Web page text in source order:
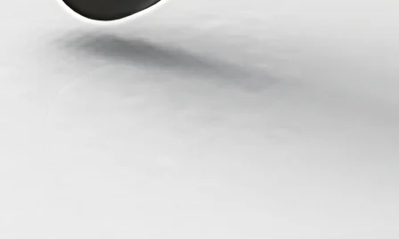
Watch the IWARN®-Design